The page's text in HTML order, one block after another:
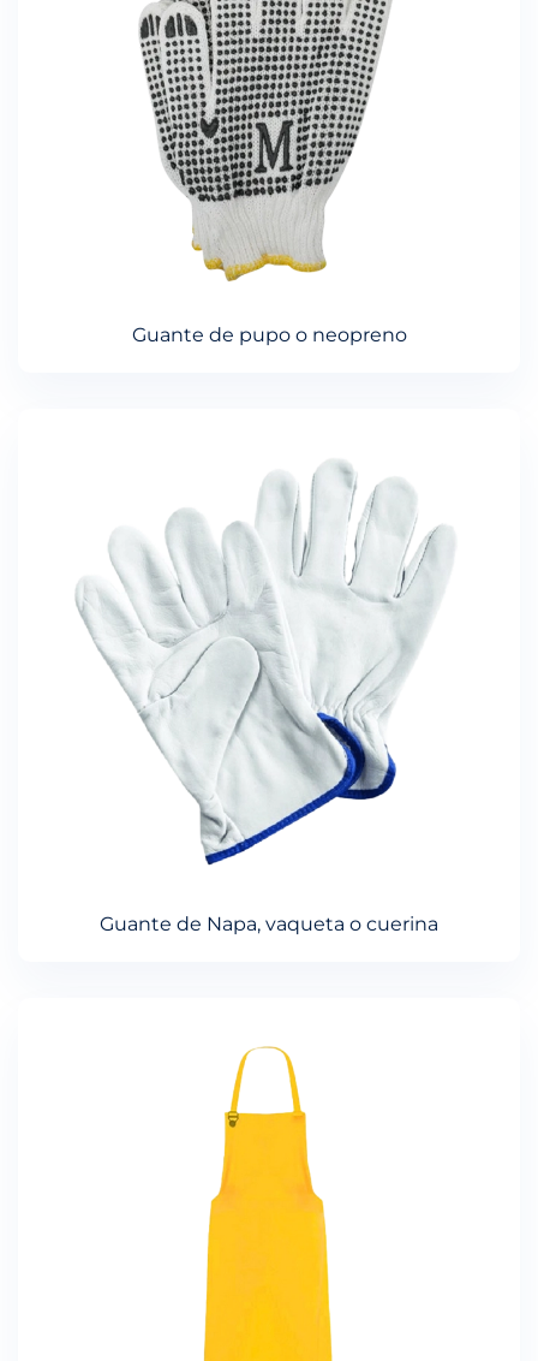
Guante de pupo o neopreno
Guante de Napa, vaqueta o cuerina